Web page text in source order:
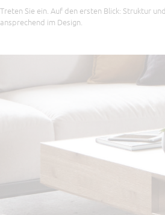
Treten Sie ein. Auf den ersten Blick: Struktur
ansprechend im Design.